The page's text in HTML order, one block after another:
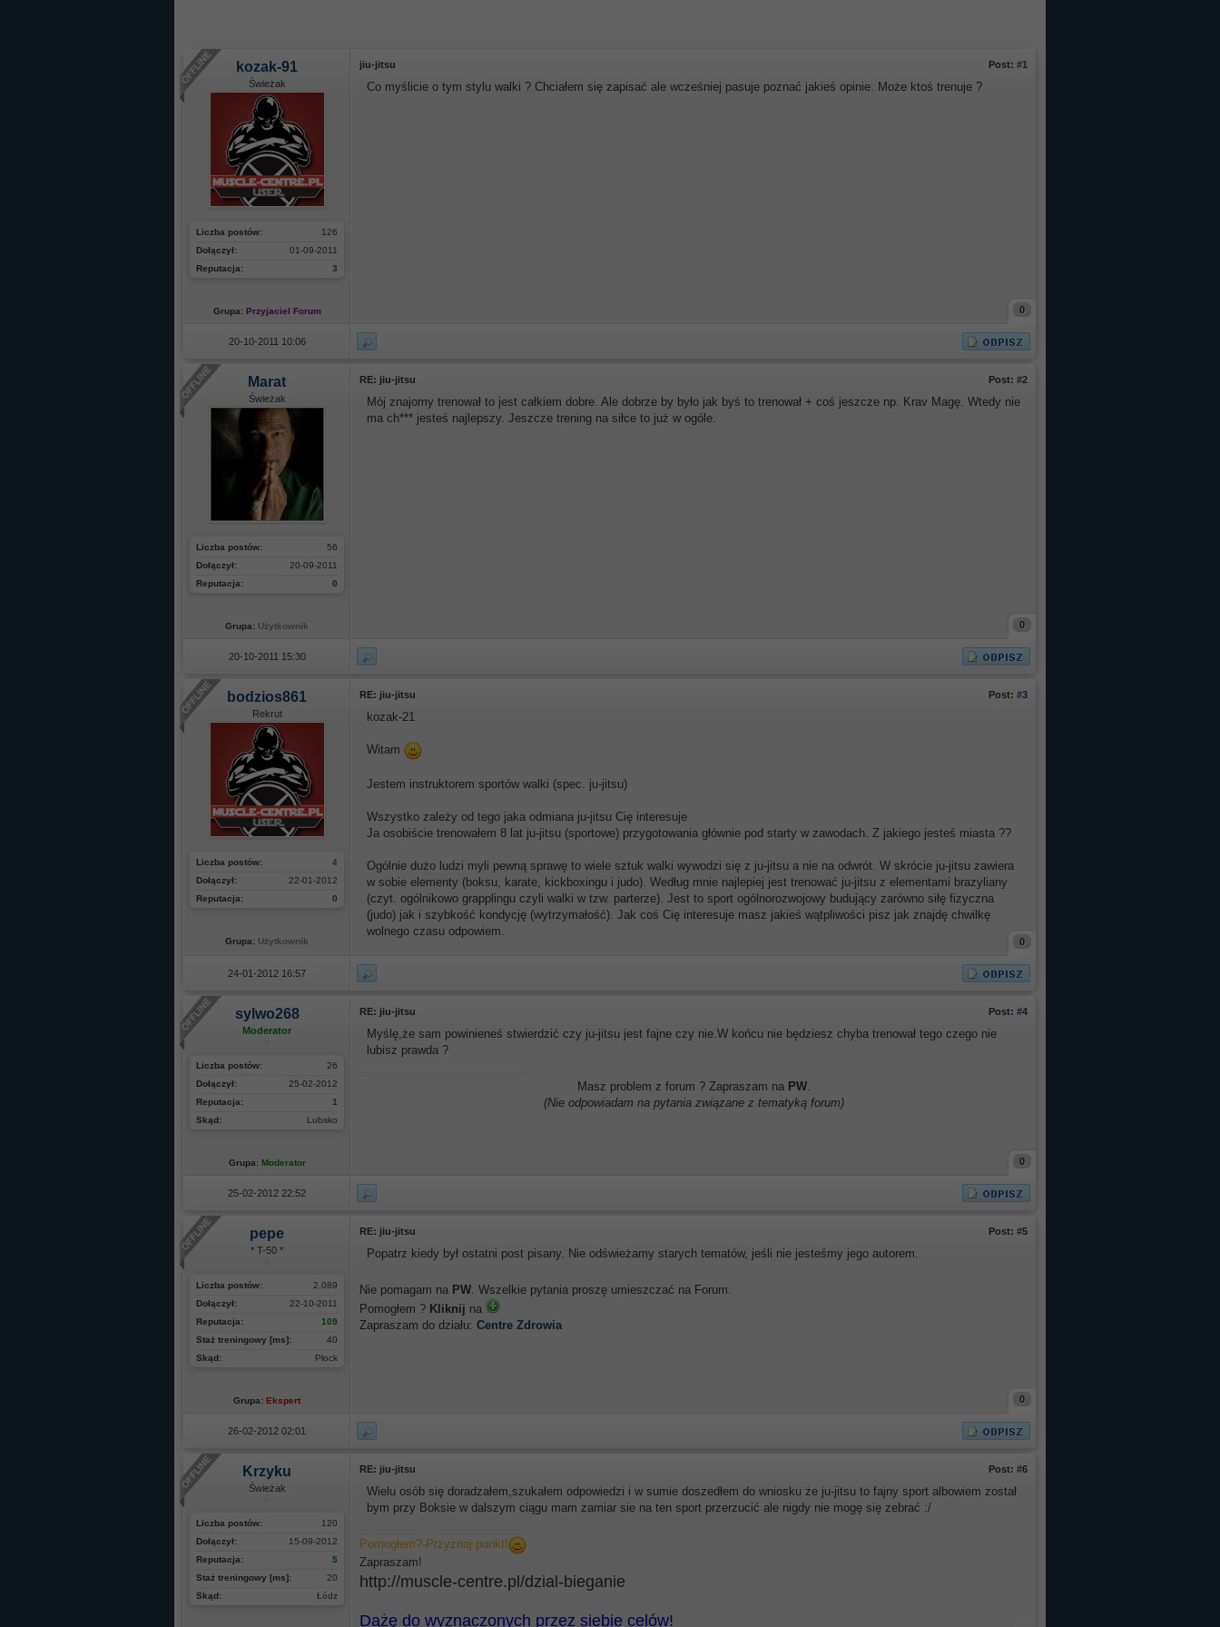
kozak-91
Świeżak
126
Liczba postów:
01-09-2011
Dołączył:
3
Reputacja:
Grupa: Przyjaciel Forum
Post: #1
jiu-jitsu
Co myślicie o tym stylu walki ? Chciałem się zapisać ale wcześniej pasuje poznać jakieś opinie. Może ktoś trenuje ?
20-10-2011 10:06
0
Marat
Świeżak
56
Liczba postów:
20-09-2011
Dołączył:
0
Reputacja:
Grupa: Użytkownik
Post: #2
RE: jiu-jitsu
Mój znajomy trenował to jest całkiem dobre. Ale dobrze by było jak byś to trenował + coś jeszcze np. Krav Magę. Wtedy nie
ma ch*** jesteś najlepszy. Jeszcze trening na siłce to już w ogóle.
20-10-2011 15:30
0
bodzios861
Rekrut
4
Liczba postów:
22-01-2012
Dołączył:
0
Reputacja:
Grupa: Użytkownik
Post: #3
RE: jiu-jitsu
kozak-21
Witam
Jestem instruktorem sportów walki (spec. ju-jitsu)
Wszystko zależy od tego jaka odmiana ju-jitsu Cię interesuje
Ja osobiście trenowałem 8 lat ju-jitsu (sportowe) przygotowania głównie pod starty w zawodach. Z jakiego jesteś miasta ??
Ogólnie dużo ludzi myli pewną sprawę to wiele sztuk walki wywodzi się z ju-jitsu a nie na odwrót. W skrócie ju-jitsu zawiera
w sobie elementy (boksu, karate, kickboxingu i judo). Według mnie najlepiej jest trenować ju-jitsu z elementami brazyliany
(czyt. ogólnikowo grapplingu czyli walki w tzw. parterze). Jest to sport ogólnorozwojowy budujący zarówno siłę fizyczna
(judo) jak i szybkość kondycję (wytrzymałość). Jak coś Cię interesuje masz jakieś wątpliwości pisz jak znajdę chwilkę
wolnego czasu odpowiem.
24-01-2012 16:57
0
sylwo268
Moderator
26
Liczba postów:
25-02-2012
Dołączył:
1
Reputacja:
Lubsko
Skąd:
Grupa: Moderator
Post: #4
RE: jiu-jitsu
Myślę,że sam powinieneś stwierdzić czy ju-jitsu jest fajne czy nie.W końcu nie będziesz chyba trenował tego czego nie
lubisz prawda ?
Masz problem z forum ? Zapraszam na PW.
(Nie odpowiadam na pytania związane z tematyką forum)
25-02-2012 22:52
0
pepe
* T-50 *
2,089
Liczba postów:
22-10-2011
Dołączył:
109
Reputacja:
40
Staż treningowy [ms]:
Płock
Skąd:
Grupa: Ekspert
Post: #5
RE: jiu-jitsu
Popatrz kiedy był ostatni post pisany. Nie odświeżamy starych tematów, jeśli nie jesteśmy jego autorem.
Nie pomagam na PW. Wszelkie pytania proszę umieszczać na Forum.
Pomogłem ? Kliknij na
Zapraszam do działu: Centre Zdrowia
26-02-2012 02:01
0
Krzyku
Świeżak
120
Liczba postów:
15-09-2012
Dołączył:
5
Reputacja:
20
Staż treningowy [ms]:
Łódz
Skąd:
Post: #6
RE: jiu-jitsu
Wielu osób się doradzałem,szukałem odpowiedzi i w sumie doszedłem do wniosku że ju-jitsu to fajny sport albowiem został
bym przy Boksie w dalszym ciągu mam zamiar sie na ten sport przerzucić ale nigdy nie mogę się zebrać :/
Pomogłem?-Przyznaj punkt!
Zapraszam!
http://muscle-centre.pl/dzial-bieganie
Dążę do wyznaczonych przez siebie celów!